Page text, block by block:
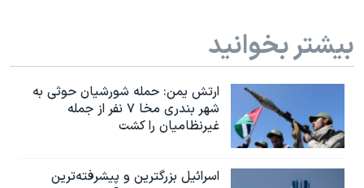
بیشتر بخوانید
ارتش یمن: حمله شورشیان حوثی به
شهر بندری مخا ۷ نفر از جمله
غیرنظامیان را کشت
اسرائيل بزرگترین و پیشرفته‌ترین